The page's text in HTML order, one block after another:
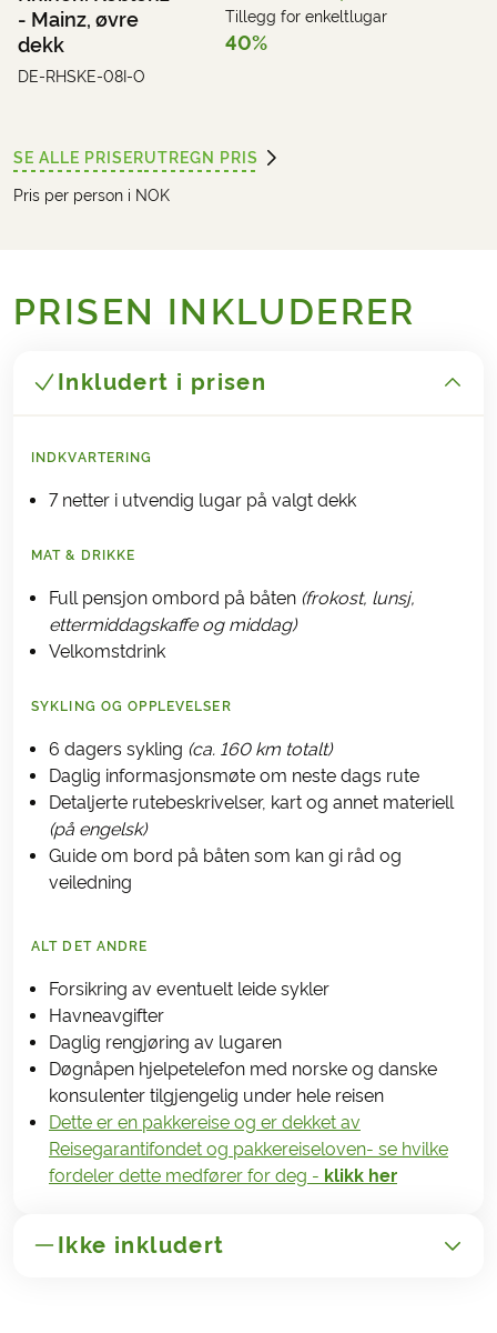
- Mainz, øvre
dekk
DE-RHSKE-08I-O
Tillegg for enkeltlugar
40%
SE ALLE PRISERUTREGN PRIS
Pris per person i NOK
PRISEN INKLUDERER
Inkludert i prisen
INDKVARTERING
7 netter i utvendig lugar på valgt dekk
MAT & DRIKKE
Full pensjon ombord på båten (frokost, lunsj,
ettermiddagskaffe og middag)
Velkomstdrink
SYKLING OG OPPLEVELSER
6 dagers sykling (ca. 160 km totalt)
Daglig informasjonsmøte om neste dags rute
Detaljerte rutebeskrivelser, kart og annet materiell
(på engelsk)
Guide om bord på båten som kan gi råd og
veiledning
ALT DET ANDRE
Forsikring av eventuelt leide sykler
Havneavgifter
Daglig rengjøring av lugaren
Døgnåpen hjelpetelefon med norske og danske
konsulenter tilgjengelig under hele reisen
Dette er en pakkereise og er dekket av
Reisegarantifondet og pakkereiseloven- se hvilke
fordeler dette medfører for deg - klikk her
Ikke inkludert